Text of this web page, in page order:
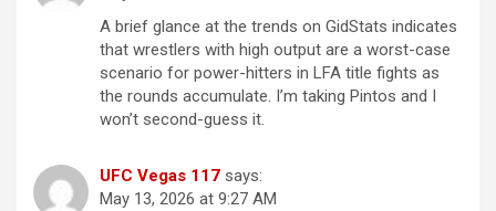
A brief glance at the trends on GidStats indicates
that wrestlers with high output are a worst-case
scenario for power-hitters in LFA title fights as
the rounds accumulate. I’m taking Pintos and I
won’t second-guess it.
UFC Vegas 117 says:
May 13, 2026 at 9:27 AM